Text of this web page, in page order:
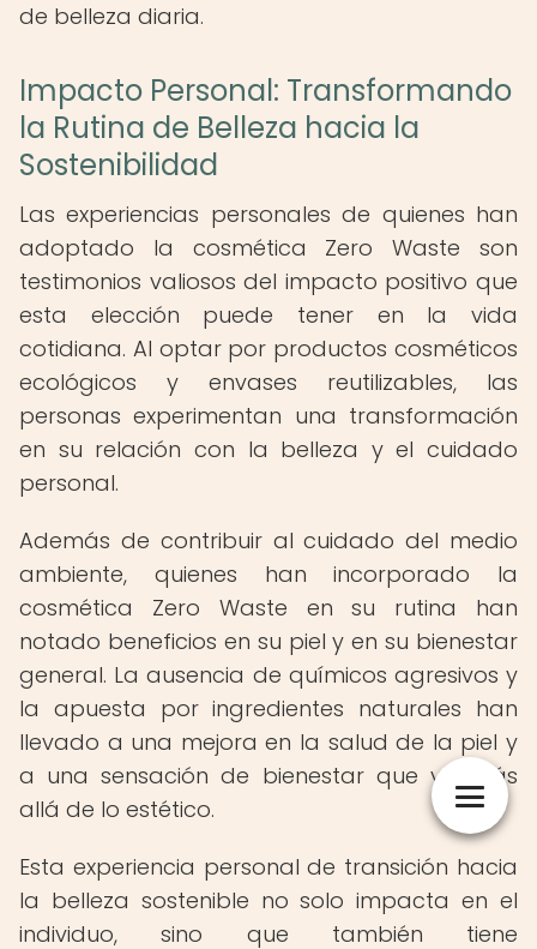
de belleza diaria.
Impacto Personal: Transformando
la Rutina de Belleza hacia la
Sostenibilidad
Las experiencias personales de quienes han
adoptado la cosmética Zero Waste son
testimonios valiosos del impacto positivo que
esta elección puede tener en la vida
cotidiana. Al optar por productos cosméticos
ecológicos y envases reutilizables, las
personas experimentan una transformación
en su relación con la belleza y el cuidado
personal.
Además de contribuir al cuidado del medio
ambiente, quienes han incorporado la
cosmética Zero Waste en su rutina han
notado beneficios en su piel y en su bienestar
general. La ausencia de químicos agresivos y
la apuesta por ingredientes naturales han
llevado a una mejora en la salud de la piel y
a una sensación de bienestar que va más
allá de lo estético.
Esta experiencia personal de transición hacia
la belleza sostenible no solo impacta en el
individuo, sino que también tiene